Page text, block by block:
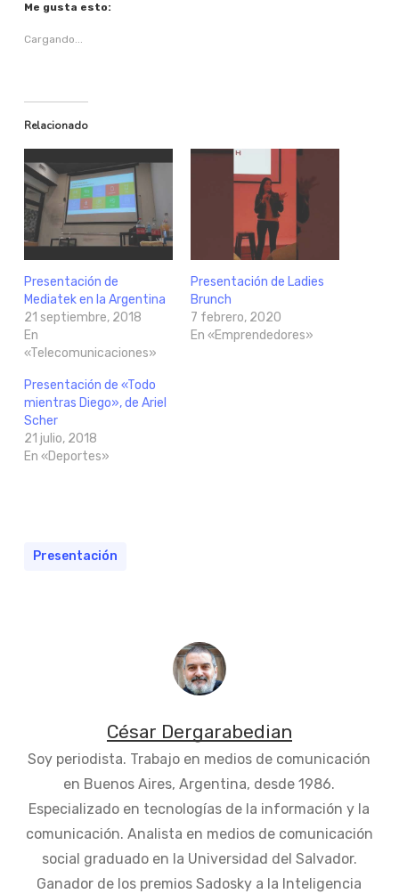
Me gusta esto:
Cargando...
Relacionado
Presentación de
Mediatek en la Argentina
21 septiembre, 2018
En
«Telecomunicaciones»
Presentación de Ladies
Brunch
7 febrero, 2020
En «Emprendedores»
Presentación de «Todo
mientras Diego», de Ariel
Scher
21 julio, 2018
En «Deportes»
Presentación
César Dergarabedian
Soy periodista. Trabajo en medios de comunicación
en Buenos Aires, Argentina, desde 1986.
Especializado en tecnologías de la información y la
comunicación. Analista en medios de comunicación
social graduado en la Universidad del Salvador.
Ganador de los premios Sadosky a la Inteligencia